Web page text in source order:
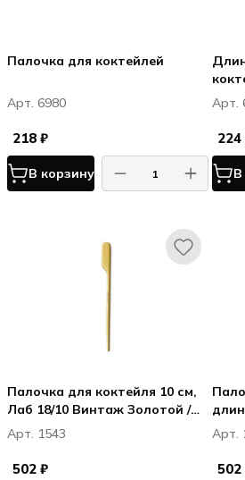
Палочка для коктейлей
Арт. 6980
218 ₽
В корзину
Арт.
224
В
Палочка для коктейля 10 см,
Лаб 18/10 Винтаж Золотой /
Lab 18/10 Vintage Gold
Арт. 1543
502 ₽
Арт.
502